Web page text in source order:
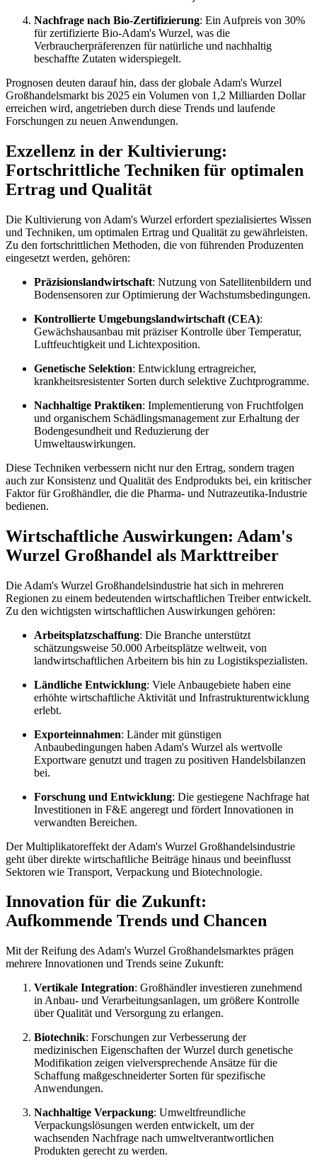
Nachfrage nach Bio-Zertifizierung: Ein Aufpreis von 30%
für zertifizierte Bio-Adam's Wurzel, was die
Verbraucherpräferenzen für natürliche und nachhaltig
beschaffte Zutaten widerspiegelt.
Prognosen deuten darauf hin, dass der globale Adam's Wurzel
Großhandelsmarkt bis 2025 ein Volumen von 1,2 Milliarden Dollar
erreichen wird, angetrieben durch diese Trends und laufende
Forschungen zu neuen Anwendungen.
Exzellenz in der Kultivierung:
Fortschrittliche Techniken für optimalen
Ertrag und Qualität
Die Kultivierung von Adam's Wurzel erfordert spezialisiertes Wissen
und Techniken, um optimalen Ertrag und Qualität zu gewährleisten.
Zu den fortschrittlichen Methoden, die von führenden Produzenten
eingesetzt werden, gehören:
Präzisionslandwirtschaft: Nutzung von Satellitenbildern und
Bodensensoren zur Optimierung der Wachstumsbedingungen.
Kontrollierte Umgebungslandwirtschaft (CEA):
Gewächshausanbau mit präziser Kontrolle über Temperatur,
Luftfeuchtigkeit und Lichtexposition.
Genetische Selektion: Entwicklung ertragreicher,
krankheitsresistenter Sorten durch selektive Zuchtprogramme.
Nachhaltige Praktiken: Implementierung von Fruchtfolgen
und organischem Schädlingsmanagement zur Erhaltung der
Bodengesundheit und Reduzierung der
Umweltauswirkungen.
Diese Techniken verbessern nicht nur den Ertrag, sondern tragen
auch zur Konsistenz und Qualität des Endprodukts bei, ein kritischer
Faktor für Großhändler, die die Pharma- und Nutrazeutika-Industrie
bedienen.
Wirtschaftliche Auswirkungen: Adam's
Wurzel Großhandel als Markttreiber
Die Adam's Wurzel Großhandelsindustrie hat sich in mehreren
Regionen zu einem bedeutenden wirtschaftlichen Treiber entwickelt.
Zu den wichtigsten wirtschaftlichen Auswirkungen gehören:
Arbeitsplatzschaffung: Die Branche unterstützt
schätzungsweise 50.000 Arbeitsplätze weltweit, von
landwirtschaftlichen Arbeitern bis hin zu Logistikspezialisten.
Ländliche Entwicklung: Viele Anbaugebiete haben eine
erhöhte wirtschaftliche Aktivität und Infrastrukturentwicklung
erlebt.
Exporteinnahmen: Länder mit günstigen
Anbaubedingungen haben Adam's Wurzel als wertvolle
Exportware genutzt und tragen zu positiven Handelsbilanzen
bei.
Forschung und Entwicklung: Die gestiegene Nachfrage hat
Investitionen in F&E angeregt und fördert Innovationen in
verwandten Bereichen.
Der Multiplikatoreffekt der Adam's Wurzel Großhandelsindustrie
geht über direkte wirtschaftliche Beiträge hinaus und beeinflusst
Sektoren wie Transport, Verpackung und Biotechnologie.
Innovation für die Zukunft:
Aufkommende Trends und Chancen
Mit der Reifung des Adam's Wurzel Großhandelsmarktes prägen
mehrere Innovationen und Trends seine Zukunft:
Vertikale Integration: Großhändler investieren zunehmend
in Anbau- und Verarbeitungsanlagen, um größere Kontrolle
über Qualität und Versorgung zu erlangen.
Biotechnik: Forschungen zur Verbesserung der
medizinischen Eigenschaften der Wurzel durch genetische
Modifikation zeigen vielversprechende Ansätze für die
Schaffung maßgeschneiderter Sorten für spezifische
Anwendungen.
Nachhaltige Verpackung: Umweltfreundliche
Verpackungslösungen werden entwickelt, um der
wachsenden Nachfrage nach umweltverantwortlichen
Produkten gerecht zu werden.